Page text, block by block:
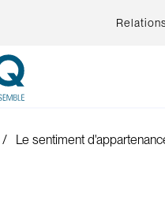
Le sentiment